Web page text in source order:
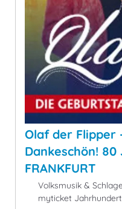
Olaf der Flipper
Dankeschön! 80
FRANKFURT
Volksmusik &
myticket